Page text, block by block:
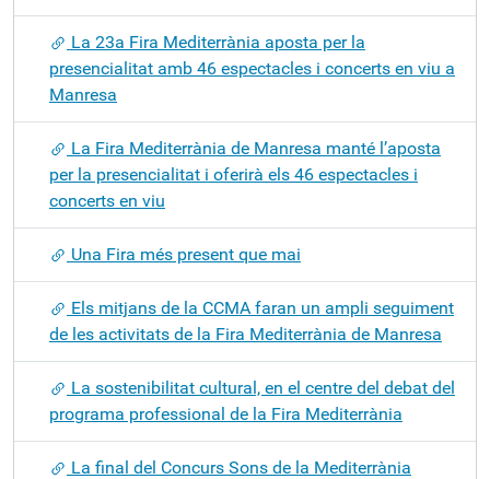
La 23a Fira Mediterrània aposta per la
presencialitat amb 46 espectacles i concerts en viu a
Manresa
La Fira Mediterrània de Manresa manté l’aposta
per la presencialitat i oferirà els 46 espectacles i
concerts en viu
Una Fira més present que mai
Els mitjans de la CCMA faran un ampli seguiment
de les activitats de la Fira Mediterrània de Manresa
La sostenibilitat cultural, en el centre del debat del
programa professional de la Fira Mediterrània
La final del Concurs Sons de la Mediterrània